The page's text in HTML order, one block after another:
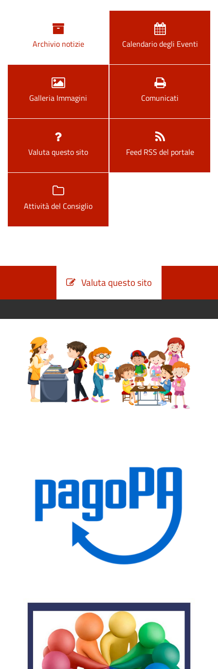
Archivio notizie Calendario degli Eventi
Galleria Immagini Comunicati
Valuta questo sito Feed RSS del portale
Attività del Consiglio
Valuta questo sito